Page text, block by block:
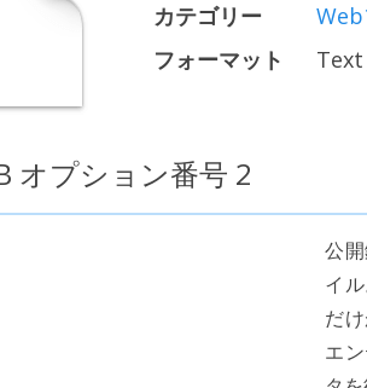
カテゴリー
フォーマット
Text
オプション番号 2
公
イ
だ
エ